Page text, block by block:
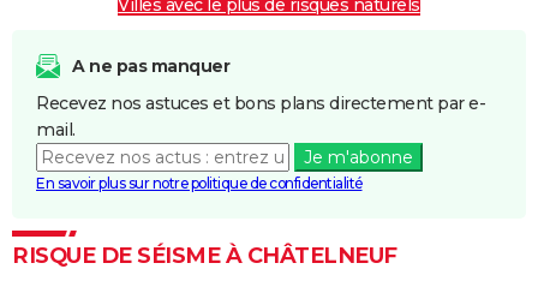
A ne pas manquer
Recevez nos astuces et bons plans directement par e-
mail.
Je m'abonne
En savoir plus sur notre politique de confidentialité
RISQUE DE SÉISME À CHÂTELNEUF